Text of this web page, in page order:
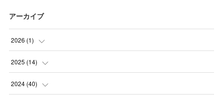
アーカイブ
2026 (1)
(1
2025 (14)
(10 )
2024 (40)